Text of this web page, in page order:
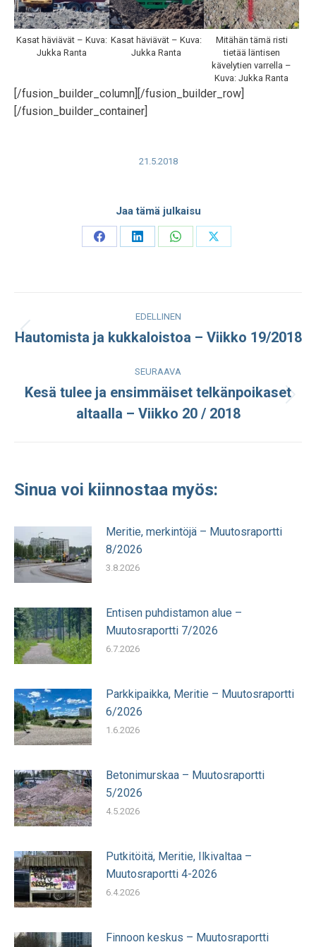
Kasat häviävät – Kuva:
Jukka Ranta
Kasat häviävät – Kuva:
Jukka Ranta
Mitähän tämä risti
tietää läntisen
kävelytien varrella –
Kuva: Jukka Ranta
[/fusion_builder_column][/fusion_builder_row]
[/fusion_builder_container]
21.5.2018
Jaa tämä julkaisu
Share
Share
Share
Share
navigation
EDELLINEN
Edellinen
Hautomista ja kukkaloistoa – Viikko 19/2018
SEURAAVA
julkaisu:
Kesä tulee ja ensimmäiset telkänpoikaset
altaalla – Viikko 20 / 2018
Sinua voi kiinnostaa myös:
Meritie, merkintöjä – Muutosraportti
8/2026
3.8.2026
Entisen puhdistamon alue –
Muutosraportti 7/2026
6.7.2026
Parkkipaikka, Meritie – Muutosraportti
6/2026
1.6.2026
Betonimurskaa – Muutosraportti
5/2026
4.5.2026
Putkitöitä, Meritie, Ilkivaltaa –
Muutosraportti 4-2026
6.4.2026
Finnoon keskus – Muutosraportti